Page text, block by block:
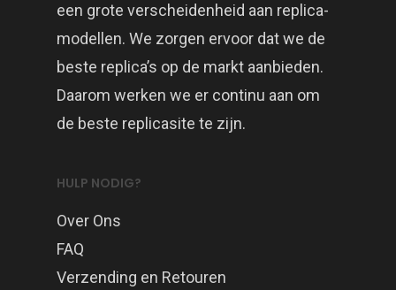
een grote verscheidenheid aan replica-
modellen. We zorgen ervoor dat we de
beste replica’s op de markt aanbieden.
Daarom werken we er continu aan om
de beste replicasite te zijn.
HULP NODIG?
Over Ons
FAQ
Verzending en Retouren